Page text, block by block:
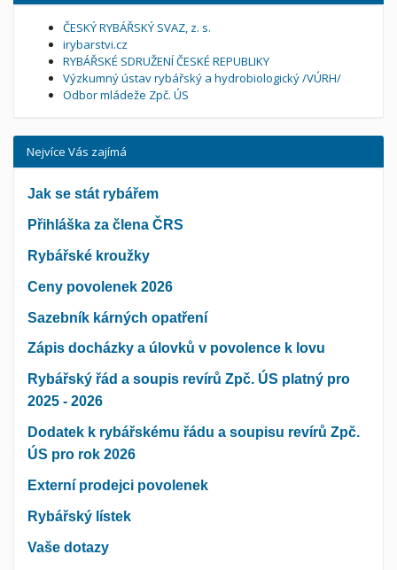
ČESKÝ RYBÁŘSKÝ SVAZ, z. s.
irybarstvi.cz
RYBÁŘSKÉ SDRUŽENÍ ČESKÉ REPUBLIKY
Výzkumný ústav rybářský a hydrobiologický /VÚRH/
Odbor mládeže Zpč. ÚS
Nejvíce Vás zajímá
Jak se stát rybářem
Přihláška za člena ČRS
Rybářské kroužky
Ceny povolenek 2026
Sazebník kárných opatření
Zápis docházky a úlovků v povolence k lovu
Rybářský řád a soupis revírů Zpč. ÚS platný pro
2025 - 2026
Dodatek k rybářskému řádu a soupisu revírů Zpč.
ÚS pro rok 2026
Externí prodejci povolenek
Rybářský lístek
Vaše dotazy